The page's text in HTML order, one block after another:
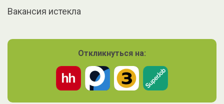
Вакансия истекла
Откликнуться на: